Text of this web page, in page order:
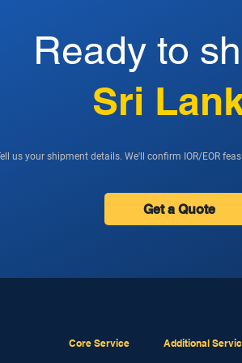
Ready to
Sri
us your shipment details. We'll confirm IOR/EOR
Get a Quote
Core Service Additional